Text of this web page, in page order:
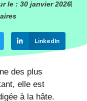
le : 30 janvier 2026
LinkedIn
des plus
elle est
à la hâte.